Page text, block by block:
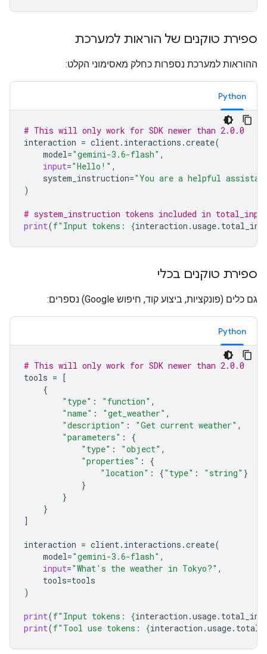
ספירת טוקנים של הוראות למערכת
ההוראות למערכת נספרות כחלק מאסימוני הקלט:
Python
# This will only work for SDK newer than 2.0.0
interaction = client. interactions .create(
model="gemini-3.6-flash" ,
input="Hello!" ,
system_instruction="You are a helpful
)
# system_instruction tokens included in
print(f"Input tokens: {interaction .usage.
ספירת טוקנים בכלי
גם כלים (פונקציות, ביצוע קוד, חיפוש Google) נספרים:
Python
# This will only work for SDK newer than 2.0.0
tools = [
{
"type" : "function" ,
"name" : "get_weather" ,
"description" : "Get current weather" ,
"parameters" :
{
"type" : "object" ,
"properties" :
{
"location" : {"type" : "string" }
}
}
}
]
interaction = client. interactions .create(
model="gemini-3.6-flash" ,
input="What's the weather in Tokyo?" ,
tools=tools
)
print(f"Input tokens: {interaction .usage.
print(f"Tool use tokens: {interaction .usage.